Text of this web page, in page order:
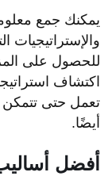
يمكنك جمع
والإستراتيجيات
للحصول على
اكتشاف
تعمل حتى
أيضًا.
أفضل